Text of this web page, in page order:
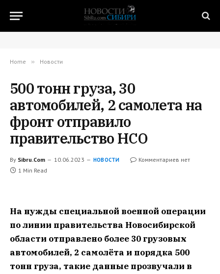
Home » Новости
500 тонн груза, 30
автомобилей, 2 самолета на
фронт отправило
правительство НСО
By Sibru.Com 10.06.2023 НОВОСТИ
Комментариев нет
1 Min Read
На нужды специальной военной операции
по линии правительства Новосибирской
области отправлено более 30 грузовых
автомобилей, 2 самолёта и порядка 500
тонн груза, такие данные прозвучали в